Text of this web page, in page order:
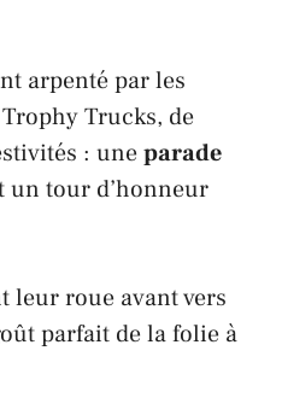
arpenté par les
Trophy Trucks, de
: uneparade
un tour d’honneur
leur roue avant vers
parfait de la folie à